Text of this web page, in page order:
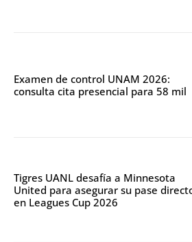
Examen de control UNAM 2026:
consulta cita presencial para 58 mil
Tigres UANL desafía a Minnesota
United para asegurar su pase
en Leagues Cup 2026